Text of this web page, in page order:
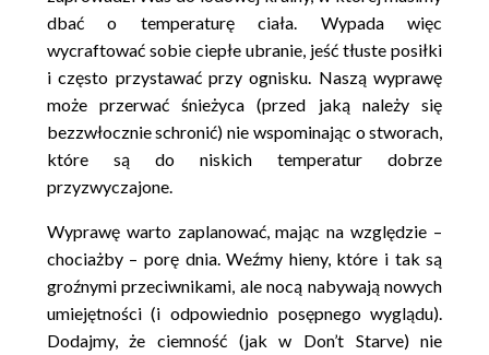
dbać o temperaturę ciała. Wypada więc
wycraftować sobie ciepłe ubranie, jeść tłuste posiłki
i często przystawać przy ognisku. Naszą wyprawę
może przerwać śnieżyca (przed jaką należy się
bezzwłocznie schronić) nie wspominając o stworach,
które są do niskich temperatur dobrze
przyzwyczajone.
Wyprawę warto zaplanować, mając na względzie –
chociażby – porę dnia. Weźmy hieny, które i tak są
groźnymi przeciwnikami, ale nocą nabywają nowych
umiejętności (i odpowiednio posępnego wyglądu).
Dodajmy, że ciemność (jak w Don’t Starve) nie